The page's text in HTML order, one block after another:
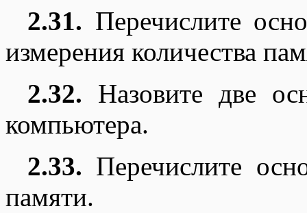
2.31. Перечислите
измерения количества
2.32. Назовите две
компьютера.
2.33. Перечислите
памяти.